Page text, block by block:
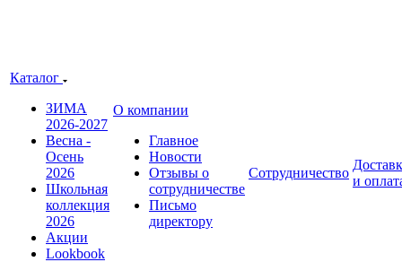
Каталог
ЗИМА
2026-2027
Весна -
Осень
2026
Школьная
коллекция
2026
Акции
Lookbook
О компании
Главное
Новости
Отзывы о
сотрудничестве
Письмо
директору
Сотрудничество
и